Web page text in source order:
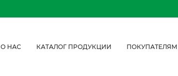
О НАС КАТАЛОГ ПРОДУКЦИИ ПОКУПАТЕЛЯМ